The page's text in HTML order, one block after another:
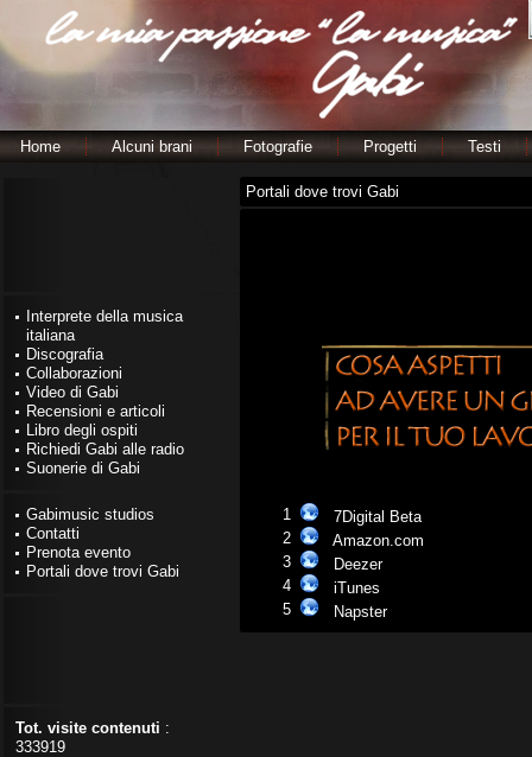
Home Alcuni brani Fotografie Progetti Testi
Interprete della musica
italiana
Discografia
Collaborazioni
Video di Gabi
Recensioni e articoli
Libro degli ospiti
Richiedi Gabi alle radio
Suonerie di Gabi
Gabimusic studios
Contatti
Prenota evento
Portali dove trovi Gabi
Tot. visite contenuti :
333919
Portali dove trovi Gabi
1
7Digital Beta
2
Amazon.com
3
Deezer
4
iTunes
5
Napster